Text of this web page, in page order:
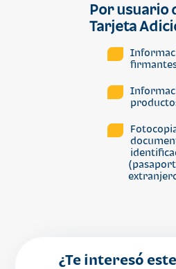
Por usuario
Tarjeta
¿Te interesó